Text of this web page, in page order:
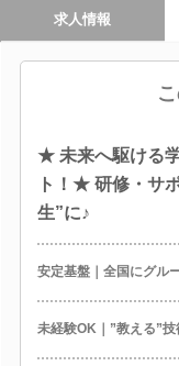
求人情報
★ 未来へ駆ける
ト！★ 研修・サ
生”に♪
安定基盤｜全国にグル
未経験OK｜”教える”